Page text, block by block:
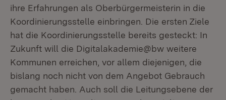
ihre Erfahrungen als Oberbürgermeisterin in die
Koordinierungsstelle einbringen. Die ersten Ziele
hat die Koordinierungsstelle bereits gesteckt: In
Zukunft will die Digitalakademie@bw weitere
Kommunen erreichen, vor allem diejenigen, die
bislang noch nicht von dem Angebot Gebrauch
gemacht haben. Auch soll die Leitungsebene der